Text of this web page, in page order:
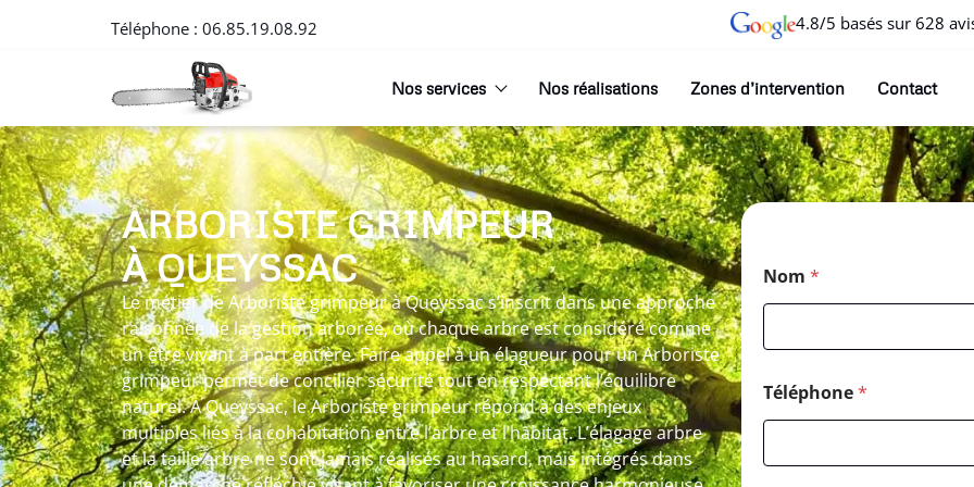
Téléphone : 06.85.19.08.92 4.8/5 basés sur 628
Nos services Nos réalisations Zones d’intervention Contact
ARBORISTE GRIMPEUR
À QUEYSSAC
Le métier de Arboriste grimpeur à Queyssac s’inscrit dans une approche
raisonnée de la gestion arborée, où chaque arbre est considéré comme
un être vivant à part entière. Faire appel à un élagueur pour un Arboriste
grimpeur permet de concilier sécurité tout en respectant l’équilibre
naturel. A Queyssac, le Arboriste grimpeur répond à des enjeux
multiples liés à la cohabitation entre l’arbre et l’habitat. L’élagage arbre
et la taille arbre ne sont jamais réalisés au hasard, mais intégrés dans
Nom *
Téléphone*